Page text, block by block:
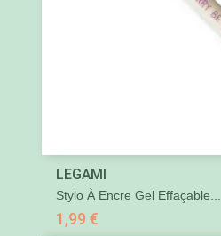
LEGAMI
Stylo À Encre Gel Effaçable...
1,99 €